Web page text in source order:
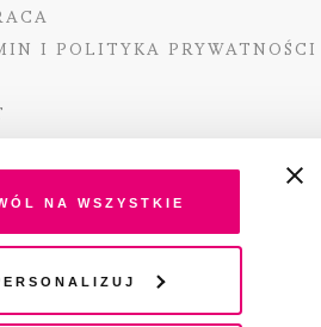
na wszystkie
I POLITYKA PRYWATNOŚCI
Ministra Kultury i Dziedzictwa
z Funduszu Promocji Kultury –